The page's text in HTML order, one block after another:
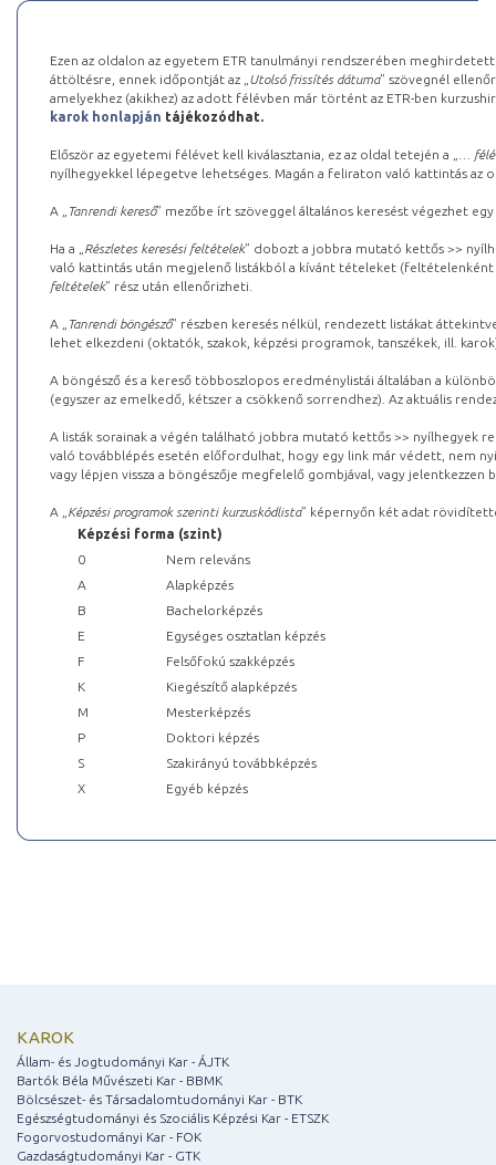
Ezen az oldalon az egyetem ETR tanulmányi rendszerében
áttöltésre, ennek időpontját az „ Utolsó frissítés dátuma” szövegnél
amelyekhez (akikhez) az adott félévben már történt az ETR-ben
karok honlapján tájékozódhat.
Először az egyetemi félévet kell kiválasztania, ez az oldal tetején a „
…
nyílhegyekkel lépegetve lehetséges. Magán a feliraton való kattintás az
A „ Tanrendi kereső” mezőbe írt szöveggel általános keresést végezhet
Ha a „ Részletes keresési feltételek” dobozt a jobbra mutató kettős >>
való kattintás után megjelenő listákból a kívánt tételeket (feltételenként
feltételek” rész után ellenőrizheti.
A „ Tanrendi böngésző” részben keresés nélkül, rendezett listákat
lehet elkezdeni (oktatók, szakok, képzési programok, tanszékek, ill.
A böngésző és a kereső többoszlopos eredménylistái általában a
(egyszer az emelkedő, kétszer a csökkenő sorrendhez). Az aktuális
A listák sorainak a végén található jobbra mutató kettős >> nyílhegyek
való továbblépés esetén előfordulhat, hogy egy link már védett, nem
vagy lépjen vissza a böngészője megfelelő gombjával, vagy
A „ Képzési programok szerinti kurzuskódlista” képernyőn két adat
Képzési forma (szint)
0
Nem releváns
A
Alapképzés
B
Bachelorképzés
E
Egységes osztatlan képzés
F
Felsőfokú szakképzés
K
Kiegészítő alapképzés
M
Mesterképzés
P
Doktori képzés
S
Szakirányú továbbképzés
X
Egyéb képzés
KAROK
Állam- és Jogtudományi Kar - ÁJTK
Bartók Béla Művészeti Kar - BBMK
Bölcsészet- és Társadalomtudományi Kar - BTK
Egészségtudományi és Szociális Képzési Kar - ETSZK
Fogorvostudományi Kar - FOK
Gazdaságtudományi Kar - GTK